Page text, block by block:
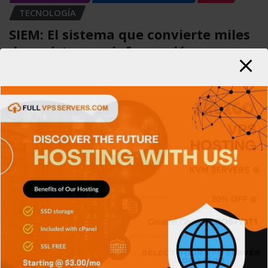
TECNOLOGÍA
SIEM: El sistema que convierte miles
de registros en información
APPS GENERAL RETRO
SIN CATEGORÍA
SISTEMA OPERATIVO
TECH
Platform Engineering, construyendo
plataformas para mejorar
Carlos Conde
APPS CIBERSEGURIDAD
GENERAL